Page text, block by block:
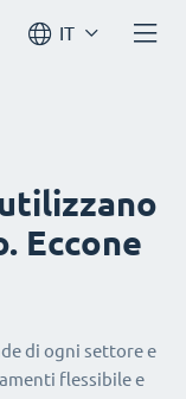
IT
Eccone
di ogni settore e
flessibile e